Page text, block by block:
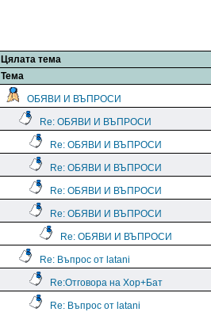
Цялата тема
Тема
ОБЯВИ И ВЪПРОСИ
Re: ОБЯВИ И ВЪПРОСИ
Re: ОБЯВИ И ВЪПРОСИ
Re: ОБЯВИ И ВЪПРОСИ
Re: ОБЯВИ И ВЪПРОСИ
Re: ОБЯВИ И ВЪПРОСИ
Re: ОБЯВИ И ВЪПРОСИ
Re: Въпрос от latani
Re:Отговора на Хор+Бат
Re: Въпрос от latani